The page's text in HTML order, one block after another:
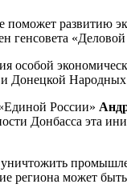
поможет развитию
генсовета
Донецкой
«Единой России»
Донбасса эта
региона может